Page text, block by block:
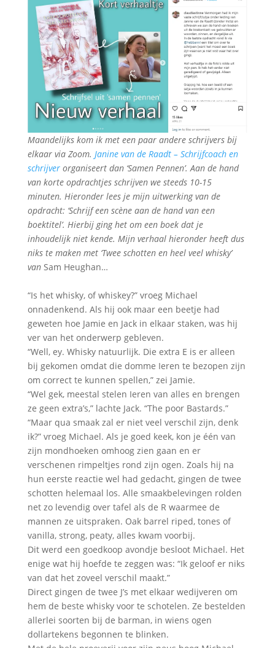
Maandelijks kom ik met een paar andere schrijvers bij
elkaar via Zoom. Janine van de Raadt – Schrijfcoach en
schrijverorganiseert dan ‘Samen Pennen’. Aan de hand
van korte opdrachtjes schrijven we steeds 10-15
minuten. Hieronder lees je mijn uitwerking van de
opdracht: ‘Schrijf een scène aan de hand van een
boektitel’. Hierbij ging het om een boek dat je
inhoudelijk niet kende. Mijn verhaal hieronder heeft dus
niks te maken met ‘Twee schotten en heel veel whisky’
van Sam Heughan…
“Is het whisky, of whiskey?” vroeg Michael
onnadenkend. Als hij ook maar een beetje had
geweten hoe Jamie en Jack in elkaar staken, was hij
ver van het onderwerp gebleven.
“Well, ey. Whisky natuurlijk. Die extra E is er alleen
bij gekomen omdat die domme Ieren te bezopen zijn
om correct te kunnen spellen,” zei Jamie.
“Wel gek, meestal stelen Ieren van alles en brengen
ze geen extra’s,” lachte Jack. “The poor Bastards.”
“Maar qua smaak zal er niet veel verschil zijn, denk
ik?” vroeg Michael. Als je goed keek, kon je één van
zijn mondhoeken omhoog zien gaan en er
verschenen rimpeltjes rond zijn ogen. Zoals hij na
hun eerste reactie wel had gedacht, gingen de twee
schotten helemaal los. Alle smaakbelevingen rolden
net zo levendig over tafel als de R waarmee de
mannen ze uitspraken. Oak barrel riped, tones of
vanilla, strong, peaty, alles kwam voorbij.
Dit werd een goedkoop avondje besloot Michael. Het
enige wat hij hoefde te zeggen was: “Ik geloof er niks
van dat het zoveel verschil maakt.”
Direct gingen de twee J’s met elkaar wedijveren om
hem de beste whisky voor te schotelen. Ze bestelden
allerlei soorten bij de barman, in wiens ogen
dollartekens begonnen te blinken.